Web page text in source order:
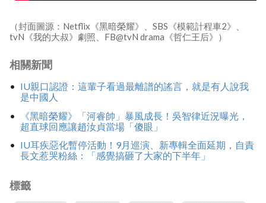
（封面圖源：Netflix《黑暗榮耀》、SBS《模範計程車2》、
tvN《我的大叔》劇照、FB@tvN drama《哲仁王后》）
相關新聞
IU親口認證：這輩子看過最離譜的謠言，就是有人說我
是中國人
《黑暗榮耀》「河睿帥」暴風成長！吳智律近況曝光，
超直球回應讓趙汝貞當場「傻眼」
IU耳疾惡化暫停活動！9月巡演、新專輯全面延期，自責
長文惹哭粉絲：「感覺搞砸了大家的下半年」
標籤